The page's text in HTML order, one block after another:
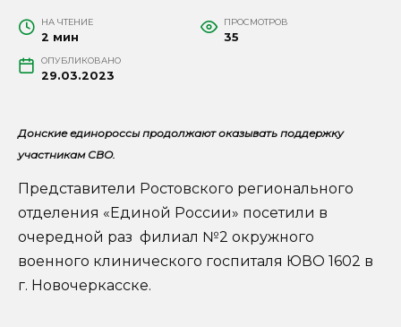
НА ЧТЕНИЕ
2 мин
ПРОСМОТРОВ
35
ОПУБЛИКОВАНО
29.03.2023
Донские единороссы продолжают оказывать поддержку
участникам СВО.
Представители Ростовского регионального
отделения «Единой России» посетили в
очередной раз филиал №2 окружного
военного клинического госпиталя ЮВО 1602 в
г. Новочеркасске.